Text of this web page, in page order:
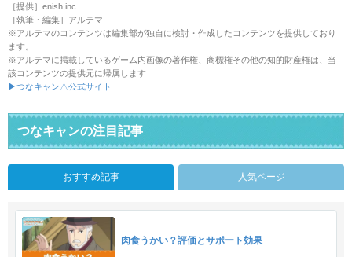
［提供］enish,inc.
［執筆・編集］アルテマ
※アルテマのコンテンツは編集部が独自に検討・作成したコンテンツを提供しており
ます。
※アルテマに掲載しているゲーム内画像の著作権、商標権その他の知的財産権は、当
該コンテンツの提供元に帰属します
▶つなキャン△公式サイト
つなキャンの注目記事
おすすめ記事 人気ページ
肉食うかい？評価とサポート効果